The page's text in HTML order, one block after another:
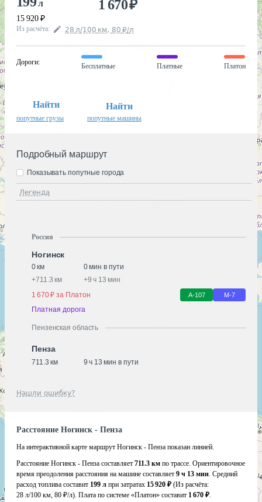
л
15 920 ₽
1 670₽
Из расчёта: 28 л/100 км, 80 ₽/л
Дороги:
Бесплатные Платные Платон
Найти
попутные грузы
Найти
попутные машины
Подробный маршрут
Легенда
Показывать попутные города
Россия
Ногинск
0 км
0 мин в пути
+711.3 км +9 ч 13 мин
1 670 ₽ за Платон
А-107 М-7
Платная дорога
Пензенская область
Пенза
711.3 км 9 ч 13 мин в пути
Нашли ошибку?
Расстояние Ногинск - Пенза
На интерактивной карте маршрут Ногинск - Пенза показан линией.
Расстояние Ногинск - Пенза составляет 711.3 км по трассе. Ориентировочное
время преодоления расстояния на машине составляет 9 ч 13 мин. Средний
расход топлива составит 199 л при затратах 15 920 ₽ (Из расчёта:
28 л/100 км, 80 ₽/л). Плата по системе «Платон» составит 1 670 ₽.